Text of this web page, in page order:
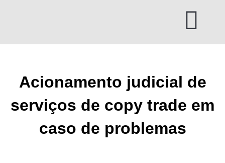
Acionamento judicial de
serviços de copy trade em
caso de problemas